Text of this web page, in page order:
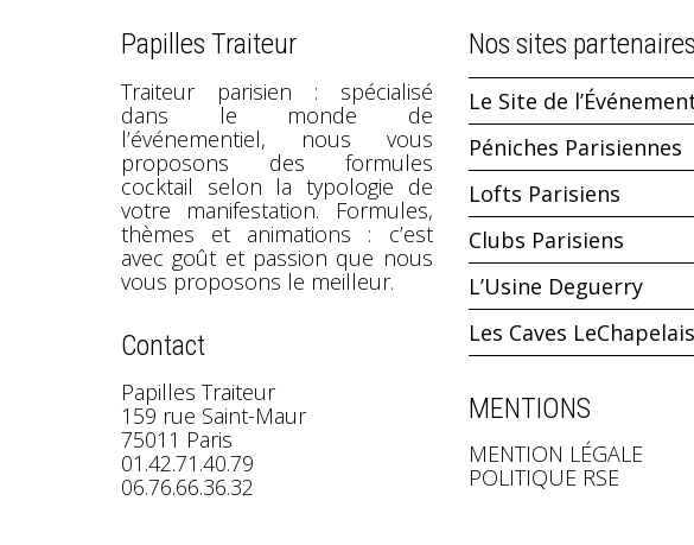
Papilles Traiteur
Traiteur parisien : spécialisé
dans le monde de
l’événementiel, nous vous
proposons des formules
cocktail selon la typologie de
votre manifestation. Formules,
thèmes et animations : c’est
avec goût et passion que nous
vous proposons le meilleur.
Contact
Papilles Traiteur
159 rue Saint-Maur
75011 Paris
01.42.71.40.79
06.76.66.36.32
Nos sites partenaires
Le Site de
Péniches Parisiennes
Lofts Parisiens
Clubs Parisiens
L’Usine Deguerry
Les Caves LeChapelais
MENTIONS
MENTION LÉGALE
POLITIQUE RSE